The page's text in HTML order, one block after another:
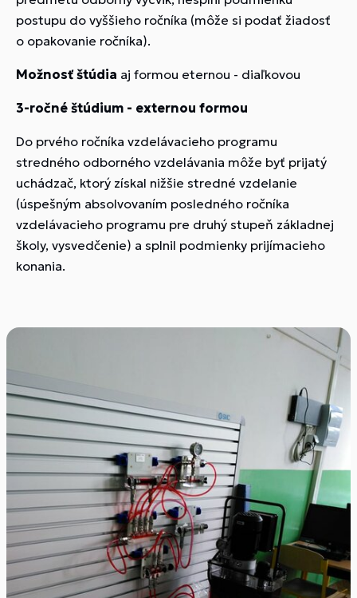
postupu do vyššieho ročníka (môže si podať žiadosť
o opakovanie ročníka).
Možnosť štúdia aj formou eternou - diaľkovou
3-ročné štúdium - externou formou
Do prvého ročníka vzdelávacieho programu
stredného odborného vzdelávania môže byť prijatý
uchádzač, ktorý získal nižšie stredné vzdelanie
(úspešným absolvovaním posledného ročníka
vzdelávacieho programu pre druhý stupeň základnej
školy, vysvedčenie) a splnil podmienky prijímacieho
konania.